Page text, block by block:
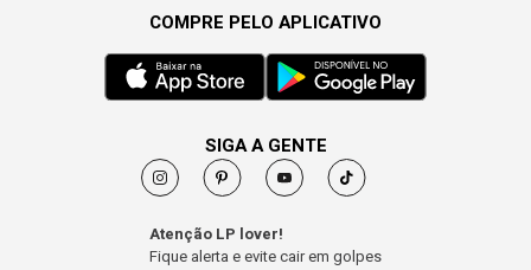
COMPRE PELO APLICATIVO
SIGA A GENTE
Atenção LP lover!
Fique alerta e evite cair em golpes